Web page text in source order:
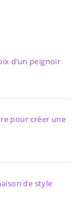
d’un peignoir
pour créer une
de style